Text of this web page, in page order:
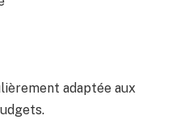
adaptée aux